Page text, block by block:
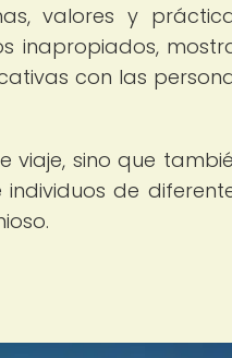
valores y
inapropiados,
con las
viaje, sino que
de